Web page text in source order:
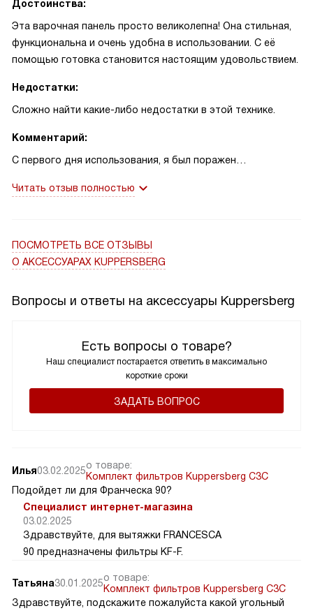
Достоинства:
Эта варочная панель просто великолепна! Она стильная,
функциональна и очень удобна в использовании. С её
помощью готовка становится настоящим удовольствием.
Недостатки:
Сложно найти какие-либо недостатки в этой технике.
Комментарий:
С первого дня использования, я был поражен
прекрасно вписывается в интерьер моей кухни, и я
Мне особенно нравится, как быстро она нагревается. Это
просто невероятно удобно, когда нужно быстро
Однажды, когда у меня были гости, я смог приготовить
для них ужин всего за полчаса, и все благодаря этой
Кроме того, она очень безопасна в использовании. Это
очень важно для меня, так как у меня есть маленькие
дети. Я всегда спокоен, зная, что они в безопасности,
даже когда я готовлю.
Но самое главное - это то, как вкусно получается еда! Я
изумительными!
В общем, я очень доволен своим выбором. Эта варочная
панель стала настоящим открытием для меня. Она
облегчает мою жизнь и делает процесс приготовления
пищи настоящим удовольствием. Я рекомендую её всем,
кто хочет наслаждаться вкусной и здоровой пищей
Читать отзыв полностью
ПОСМОТРЕТЬ ВСЕ ОТЗЫВЫ
О АКСЕССУАРАХ KUPPERSBERG
Вопросы и ответы на аксессуары Kuppersberg
Есть вопросы о товаре?
Наш специалист постарается ответить в максимально
короткие сроки
ЗАДАТЬ ВОПРОС
Илья03.02.2025о товаре:
Комплект фильтров Kuppersberg С3С
Подойдет ли для Франческа 90?
Специалист интернет-магазина
03.02.2025
Здравствуйте, для вытяжки FRANCESCA
90 предназначены фильтры KF-F.
Татьяна30.01.2025о товаре:
Комплект фильтров Kuppersberg С3С
Здравствуйте, подскажите пожалуйста какой угольный